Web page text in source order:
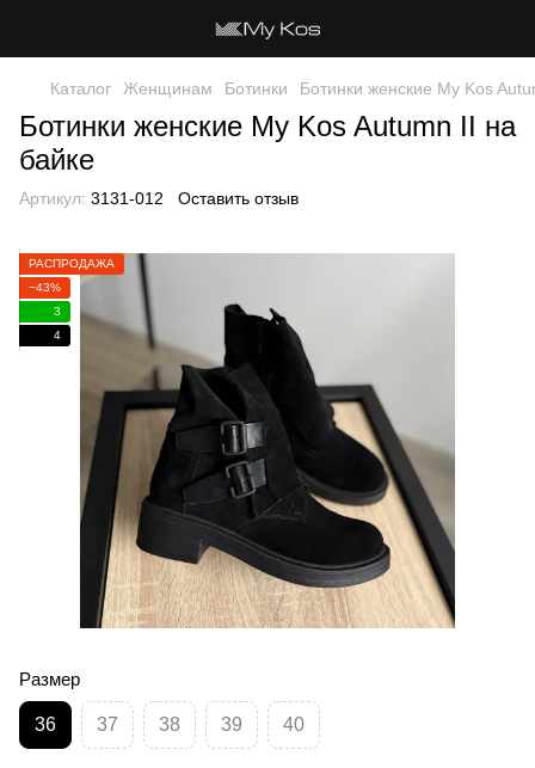
Каталог Женщинам Ботинки Ботинки женские My Kos
Ботинки женские My Kos Autumn II на
байке
Артикул: 3131-012 Оставить отзыв
РАСПРОДАЖА
−43%
3
4
Размер
36 37 38 39 40